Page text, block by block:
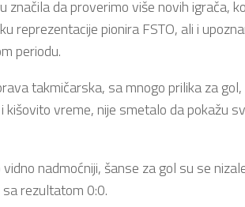
značila da proverimo više novih igrača,
reprezentacije pionira FSTO, ali i
periodu.
takmičarska, sa mnogo prilika za gol,
kišovito vreme, nije smetalo da pokažu
nadmoćniji, šanse za gol su se
rezultatom 0:0.